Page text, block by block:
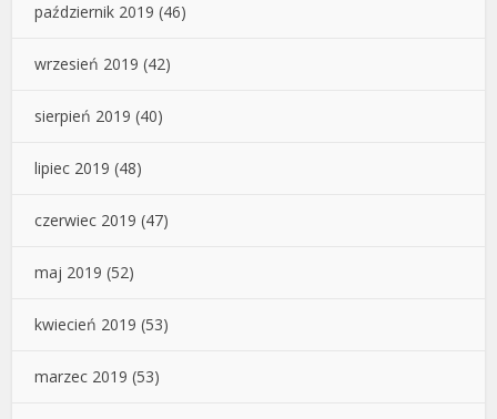
październik 2019 (46)
wrzesień 2019 (42)
sierpień 2019 (40)
lipiec 2019 (48)
czerwiec 2019 (47)
maj 2019 (52)
kwiecień 2019 (53)
marzec 2019 (53)